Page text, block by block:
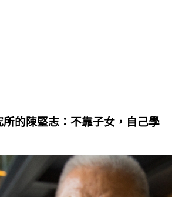
所的陳堅志：不靠子女，自己學